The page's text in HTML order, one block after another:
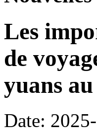
Les
de
yuans
Date: